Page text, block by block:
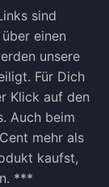
sind
einen
unsere
Für Dich
Klick auf den
Auch beim
mehr als
kaufst,
***